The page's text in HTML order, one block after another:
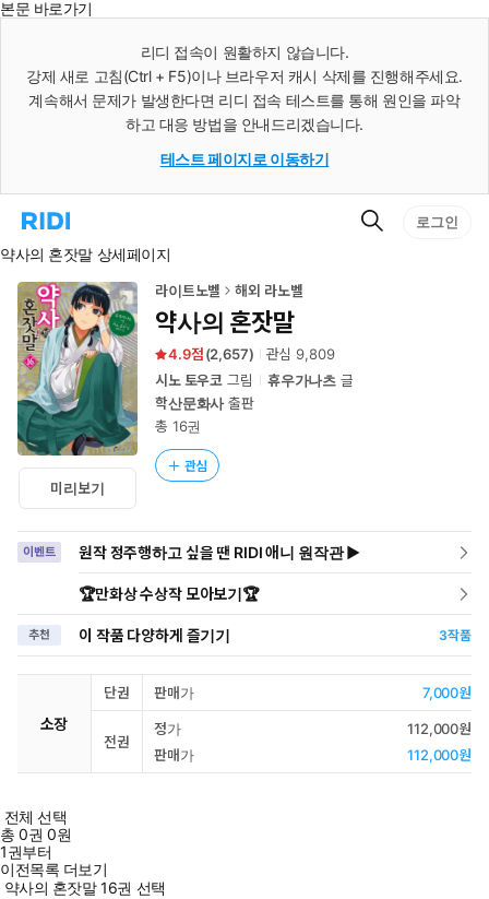
본문 바로가기
리디 접속이 원활하지 않습니다.
강제 새로 고침(Ctrl + F5)이나 브라우저 캐시 삭제를 진행해주세요.
계속해서 문제가 발생한다면 리디 접속 테스트를 통해 원인을 파악
하고 대응 방법을 안내드리겠습니다.
테스트 페이지로 이동하기
리
홈
로
이
동
검
로그인
약사의 혼잣말 상세페이지
미리보기
라이트노벨 해외 라노벨
약사의 혼잣말
4.9 (2,657) 관심 9,809
시노 토우코 그림 휴우가나츠 글
학산문화사출판
총 16권
관심
이벤트 원작 정주행하고 싶을 땐 RIDI 애니 원작관 ▶
🏆만화상 수상작 모아보기🏆
추천 이 작품 다양하게 즐기기 3작품
소장
단권 판매가 7,000원
전권
정가
112,000원
판매가
112,000원
전체 선택
총0권 0원
1권부터
이전목록 더보기
약사의 혼잣말 16권 선택